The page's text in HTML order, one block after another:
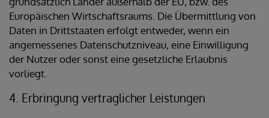
Europäischen Wirtschaftsraums. Die Übermittlung von
Daten in Drittstaaten erfolgt entweder, wenn ein
angemessenes Datenschutzniveau, eine Einwilligung
der Nutzer oder sonst eine gesetzliche Erlaubnis
vorliegt.
4. Erbringung vertraglicher Leistungen